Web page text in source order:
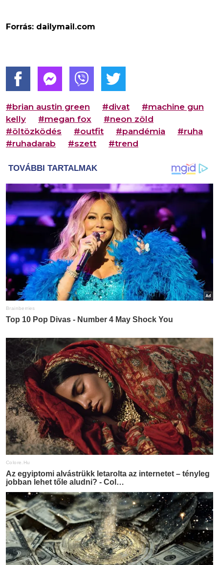
Forrás: dailymail.com
#brian austin green #divat
#machine gun
kelly
#megan fox
#neon zöld
#öltözködés
#outfit #pandémia
#ruha
#ruhadarab
#szett #trend